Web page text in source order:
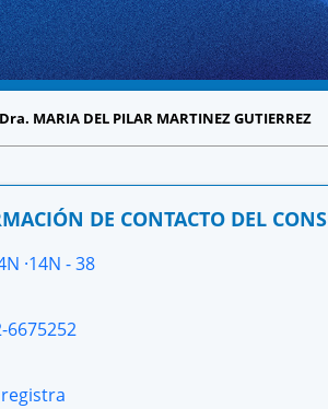
Dra. MARIA DEL PILAR MARTINEZ GUTIERREZ
DE CONTACTO DEL
·14N - 38
6675252